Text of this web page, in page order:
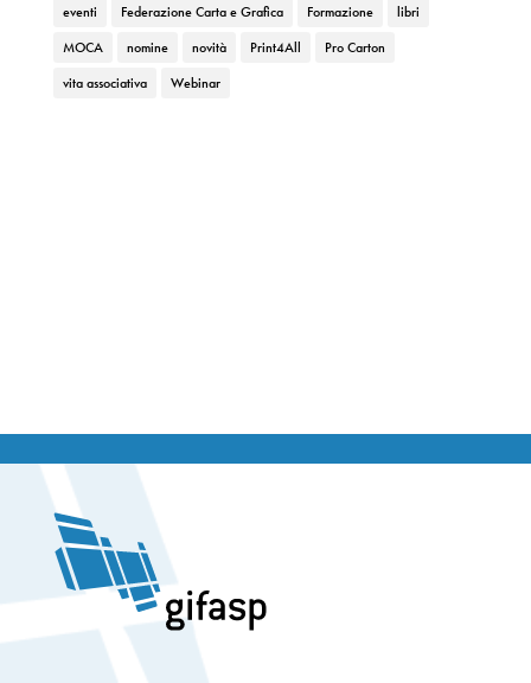
eventi
Federazione Carta e Grafica Formazione
libri
MOCA
nomine novità Print4All
Pro Carton
vita associativa
Webinar